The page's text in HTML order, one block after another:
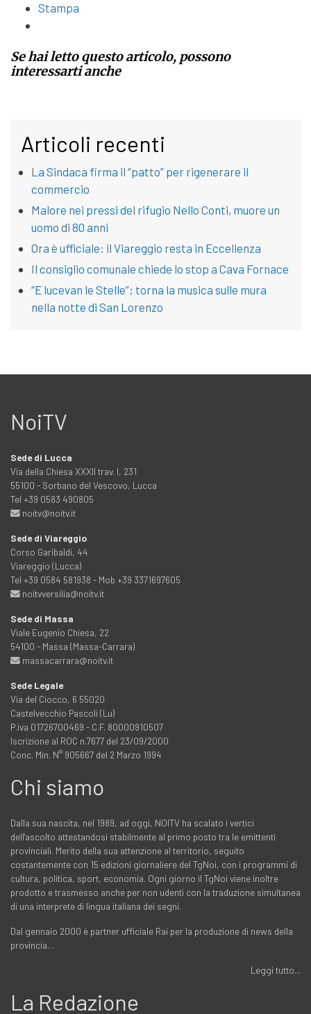
Stampa
Se hai letto questo articolo, possono
interessarti anche
Articoli recenti
La Sindaca firma il “patto” per rigenerare il
commercio
Malore nei pressi del rifugio Nello Conti, muore un
uomo di 80 anni
Ora è ufficiale: il Viareggio resta in Eccellenza
Il consiglio comunale chiede lo stop a Cava Fornace
“E lucevan le Stelle”; torna la musica sulle mura
nella notte di San Lorenzo
NoiTV
Sede di Lucca
Via della Chiesa XXXII trav. I, 231
55100 - Sorbano del Vescovo, Lucca
Tel +39 0583 490805
noitv@noitv.it
Sede di Viareggio
Corso Garibaldi, 44
Viareggio (Lucca)
Tel +39 0584 581938 - Mob +39 3371697605
noitvversilia@noitv.it
Sede di Massa
Viale Eugenio Chiesa, 22
54100 - Massa (Massa-Carrara)
massacarrara@noitv.it
Sede Legale
Via del Ciocco, 6 55020
Castelvecchio Pascoli (Lu)
P.iva 01726700469 - C.F. 80000910507
Iscrizione al ROC n.7677 del 23/09/2000
Conc. Min. N° 905667 del 2 Marzo 1994
Chi siamo
Dalla sua nascita, nel 1989, ad oggi, NOITV ha scalato i vertici
dell'ascolto attestandosi stabilmente al primo posto tra le emittenti
provinciali. Merito della sua attenzione al territorio, seguito
costantemente con 15 edizioni giornaliere del TgNoi, con i programmi di
cultura, politica, sport, economia. Ogni giorno il TgNoi viene inoltre
prodotto e trasmesso anche per non udenti con la traduzione simultanea
di una interprete di lingua italiana dei segni.
Dal gennaio 2000 è partner ufficiale Rai per la produzione di news della
provincia…
Leggi tutto...
La Redazione